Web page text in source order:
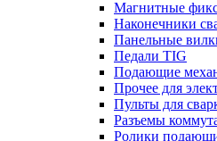
Магнитные
Наконечники
Панельные
Педали TIG
Подающие
Прочее для
Пульты для
Разъемы
Ролики